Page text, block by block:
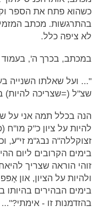
כשהוא פתח את הספר
לא ציפה כלל.
במכתב, בכרך ה',
"... ועל שאלתו השנייה
שצ"ל (=שצריכה
הנה בכלל תמה אני על
להיות על ציון כ"ק מו"ח
זצוקללה"ה נבג"מ זי"ע,
בימים הקרובים ליום
זוהי הוראה שצריך
ולהיות על הציון, און
בימים הבהירים
בהזדמנות זו - אימתי?"...